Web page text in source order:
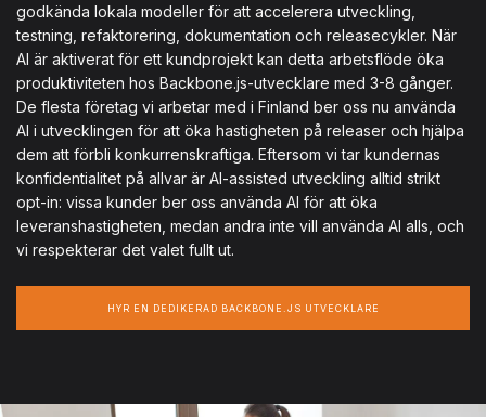
godkända lokala modeller för att accelerera utveckling,
testning, refaktorering, dokumentation och releasecykler. När
AI är aktiverat för ett kundprojekt kan detta arbetsflöde öka
produktiviteten hos Backbone.js-utvecklare med 3-8 gånger.
De flesta företag vi arbetar med i Finland ber oss nu använda
AI i utvecklingen för att öka hastigheten på releaser och hjälpa
dem att förbli konkurrenskraftiga. Eftersom vi tar kundernas
konfidentialitet på allvar är AI-assisted utveckling alltid strikt
opt-in: vissa kunder ber oss använda AI för att öka
leveranshastigheten, medan andra inte vill använda AI alls, och
vi respekterar det valet fullt ut.
HYR EN DEDIKERAD BACKBONE.JS UTVECKLARE